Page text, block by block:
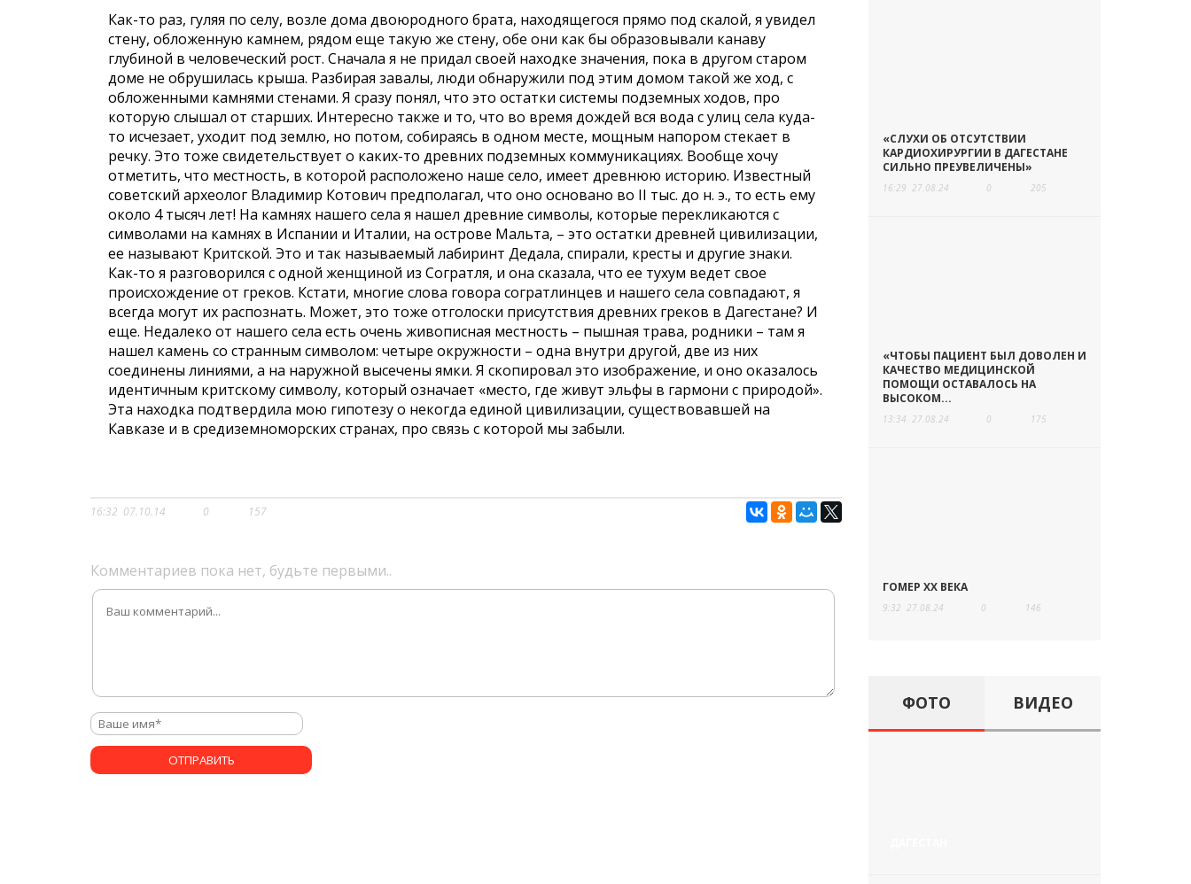
Как-то раз, гуляя по селу, возле дома двоюродного брата, находящегося прямо под скалой, я увидел
стену, обложенную камнем, рядом еще такую же стену, обе они как бы образовывали канаву
глубиной в человеческий рост. Сначала я не придал своей находке значения, пока в другом старом
доме не обрушилась крыша. Разбирая завалы, люди обнаружили под этим домом такой же ход, с
обложенными камнями стенами. Я сразу понял, что это остатки системы подземных ходов, про
которую слышал от старших. Интересно также и то, что во время дождей вся вода с улиц села куда-
то исчезает, уходит под землю, но потом, собираясь в одном месте, мощным напором стекает в
речку. Это тоже свидетельствует о каких-то древних подземных коммуникациях. Вообще хочу
отметить, что местность, в которой расположено наше село, имеет древнюю историю. Известный
советский археолог Владимир Котович предполагал, что оно основано во II тыс. до н. э., то есть ему
около 4 тысяч лет! На камнях нашего села я нашел древние символы, которые перекликаются с
символами на камнях в Испании и Италии, на острове Мальта, – это остатки древней цивилизации,
ее называют Критской. Это и так называемый лабиринт Дедала, спирали, кресты и другие знаки.
Как-то я разговорился с одной женщиной из Согратля, и она сказала, что ее тухум ведет свое
происхождение от греков. Кстати, многие слова говора согратлинцев и нашего села совпадают, я
всегда могут их распознать. Может, это тоже отголоски присутствия древних греков в Дагестане? И
еще. Недалеко от нашего села есть очень живописная местность – пышная трава, родники – там я
нашел камень со странным символом: четыре окружности – одна внутри другой, две из них
соединены линиями, а на наружной высечены ямки. Я скопировал это изображение, и оно оказалось
идентичным критскому символу, который означает «место, где живут эльфы в гармони с природой».
Эта находка подтвердила мою гипотезу о некогда единой цивилизации, существовавшей на
Кавказе и в средиземноморских странах, про связь с которой мы забыли.
16:32 07.10.14 0 157
Комментариев пока нет, будьте первыми..
«СЛУХИ ОБ ОТСУТСТВИИ
КАРДИОХИРУРГИИ В ДАГЕСТАНЕ
СИЛЬНО ПРЕУВЕЛИЧЕНЫ»
16:29 27.08.24 0 205
«ЧТОБЫ ПАЦИЕНТ БЫЛ ДОВОЛЕН И
КАЧЕСТВО МЕДИЦИНСКОЙ
ПОМОЩИ ОСТАВАЛОСЬ НА
ВЫСОКОМ...
13:34 27.08.24 0 175
ГОМЕР ХХ ВЕКА
9:32 27.08.24 0 146
ФОТО ВИДЕО